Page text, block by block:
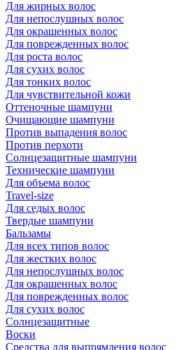
Для жирных волос
Для непослушных волос
Для окрашенных волос
Для поврежденных волос
Для роста волос
Для сухих волос
Для тонких волос
Для чувствительной кожи
Оттеночные шампуни
Очищающие шампуни
Против выпадения волос
Против перхоти
Солнцезащитные шампуни
Технические шампуни
Для объема волос
Travel-size
Для седых волос
Твердые шампуни
Бальзамы
Для всех типов волос
Для жестких волос
Для непослушных волос
Для окрашенных волос
Для поврежденных волос
Для сухих волос
Солнцезащитные
Воски
Средства для выпрямления волос